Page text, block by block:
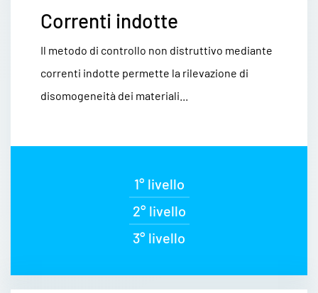
Correnti indotte
Il metodo di controllo non distruttivo mediante
correnti indotte permette la rilevazione di
disomogeneità dei materiali...
1° livello
2° livello
3° livello